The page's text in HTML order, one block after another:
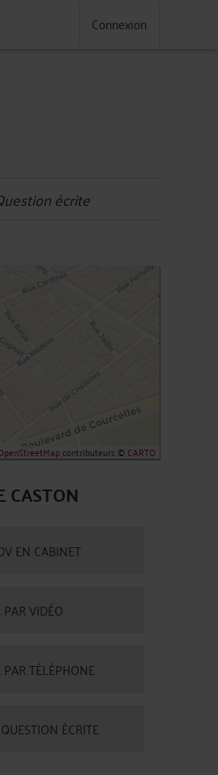
Connexion
écrite
contributeurs ©CARTO
CASTON
EN CABINET
VIDÉO
TÉLÉPHONE
ÉCRITE